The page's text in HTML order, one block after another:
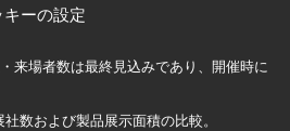
キーの設定
来場者数は最終見込みであり、開催時に
数および製品展示面積の比較。